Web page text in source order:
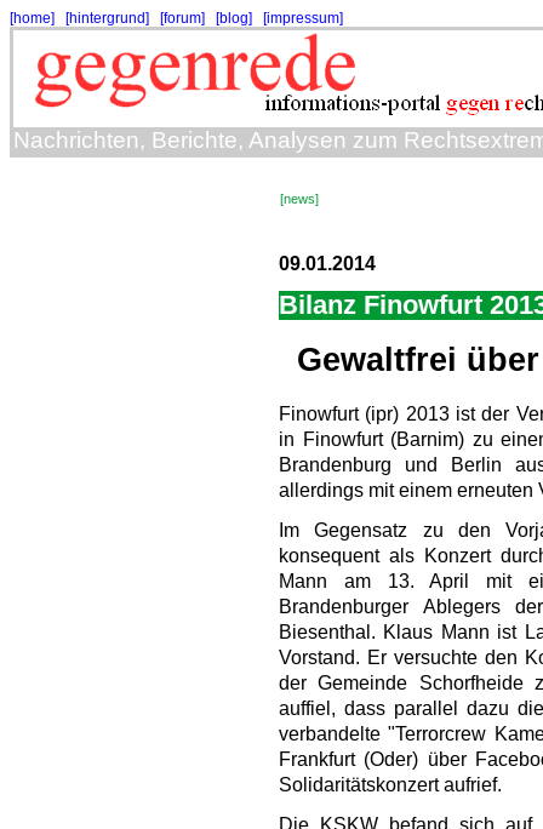
[home] [hintergrund] [forum] [blog] [impressum]
Nachrichten, Berichte, Analysen zum
[news]
09.01.2014
Bilanz Finowfurt
Gewaltfrei
Finowfurt (ipr) 2013 ist der
in Finowfurt (Barnim) zu
Brandenburg und Berlin
allerdings mit einem erneuten
Im Gegensatz zu den
konsequent als Konzert
Mann am 13. April mit
Brandenburger Ablegers
Biesenthal. Klaus Mann ist
Vorstand. Er versuchte den
der Gemeinde Schorfheide
auffiel, dass parallel dazu
verbandelte "Terrorcrew
Frankfurt (Oder) über
Solidaritätskonzert aufrief.
Die KSKW befand sich